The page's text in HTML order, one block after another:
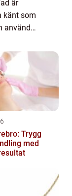
är
känt som
används
Trygg
med